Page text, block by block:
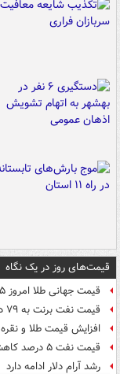
قیمت‌های روز در یک نگاه
قیمت جهانی طلا امروز ۱۵ مرداد
قیمت نفت برنت به ۷۹ دلار رسید
افزایش قیمت طلا و
قیمت نفت ۵ درصد کاهش یافت
رشد آرام دلار ادامه دارد